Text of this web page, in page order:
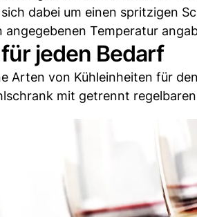
dabei um einen spritzigen
angegebenen Temperatur
jeden Bedarf
Arten von Kühleinheiten für
mit getrennt